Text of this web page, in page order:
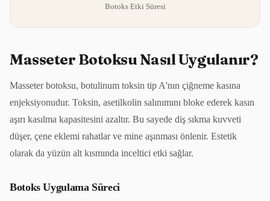
Botoks Etki Süresi
Masseter Botoksu Nasıl Uygulanır?
Masseter botoksu, botulinum toksin tip A'nın çiğneme kasına
enjeksiyonudur. Toksin, asetilkolin salınımını bloke ederek kasın
aşırı kasılma kapasitesini azaltır. Bu sayede diş sıkma kuvveti
düşer, çene eklemi rahatlar ve mine aşınması önlenir. Estetik
olarak da yüzün alt kısmında inceltici etki sağlar.
Botoks Uygulama Süreci